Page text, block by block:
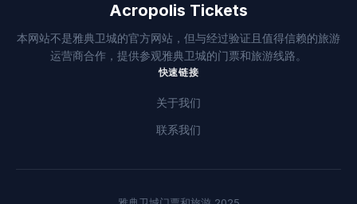
Acropolis Tickets
本网站不是雅典卫城的官方网站，但与经过验证且值得信赖的旅游
运营商合作，提供参观雅典卫城的门票和旅游线路。
快速链接
关于我们
联系我们